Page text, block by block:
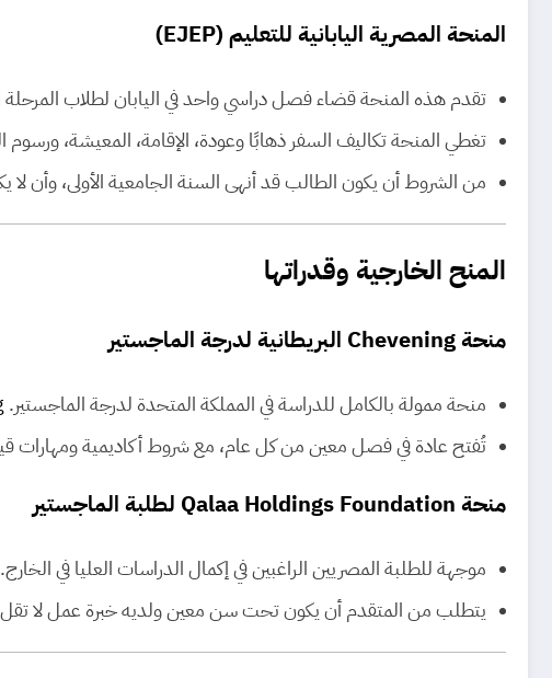
المنحة المصرية اليابانية للتعليم (EJEP)
تقدم هذه المنحة قضاء فصل دراسي واحد في اليابان لطلاب المرحلة
تغطي المنحة تكاليف السفر ذهابًا وعودة، الإقامة، المعيشة، ورسوم
من الشروط أن يكون الطالب قد أنهى السنة الجامعية الأولى، وأن
المنح الخارجية وقدراتها
منحة Chevening البريطانية لدرجة الماجستير
منحة ممولة بالكامل للدراسة في المملكة المتحدة لدرجة الماجستير.
تُفتح عادة في فصل معين من كل عام، مع شروط أكاديمية ومهارات
منحة Qalaa Holdings Foundation لطلبة الماجستير
موجهة للطلبة المصريين الراغبين في إكمال الدراسات العليا في الخارج.
يتطلب من المتقدم أن يكون تحت سن معين ولديه خبرة عمل لا